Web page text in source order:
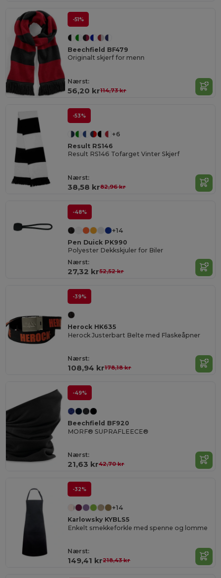
-51%
Beechfield BF479
Originalt skjerf for menn
Nærst:
56,20 kr114,73 kr
-53%
+6
Result RS146
Result RS146 Tofarget Vinter Skjerf
Nærst:
38,58 kr82,96 kr
-48%
+14
Pen Duick PK990
Polyester Dekkskjuler for Biler
Nærst:
27,32 kr52,52 kr
-39%
Herock HK635
Herock Justerbart Belte med Flaskeåpner
Nærst:
108,94 kr178,18 kr
-49%
Beechfield BF920
MORF® SUPRAFLEECE®
Nærst:
21,63 kr42,70 kr
-32%
+14
Karlowsky KYBLS5
Enkelt smekkeforkle med spenne og lomme
Nærst:
149,41 kr218,43 kr